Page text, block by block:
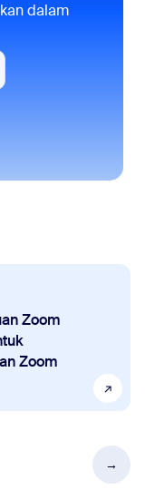
dalam
Zoom
Zoom